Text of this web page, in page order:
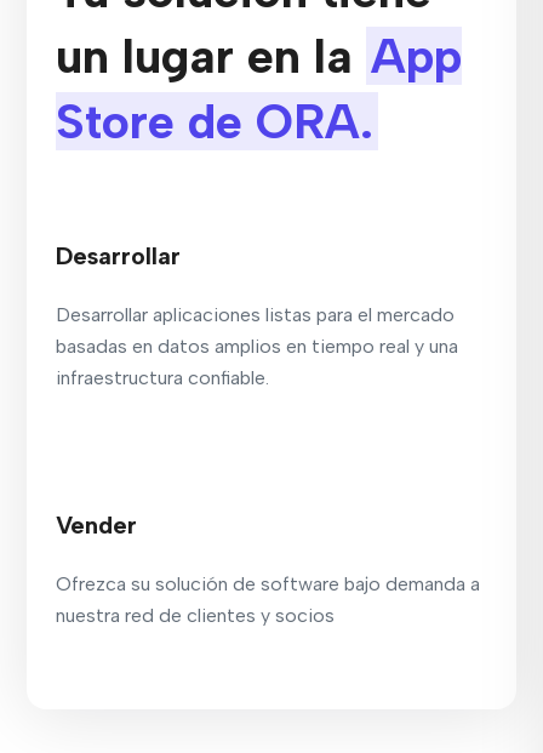
un lugar en la App
Store de ORA.
Desarrollar
Desarrollar aplicaciones listas para el mercado
basadas en datos amplios en tiempo real y una
infraestructura confiable.
Vender
Ofrezca su solución de software bajo demanda a
nuestra red de clientes y socios